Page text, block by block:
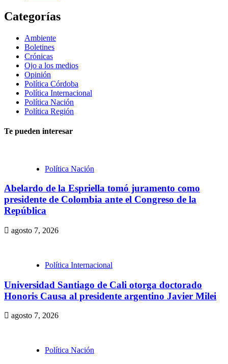
Categorías
Ambiente
Boletines
Crónicas
Ojo a los medios
Opinión
Política Córdoba
Política Internacional
Política Nación
Política Región
Te pueden interesar
Política Nación
Abelardo de la Espriella tomó juramento como
presidente de Colombia ante el Congreso de la
República
agosto 7, 2026
Política Internacional
Universidad Santiago de Cali otorga doctorado
Honoris Causa al presidente argentino Javier Milei
agosto 7, 2026
Política Nación